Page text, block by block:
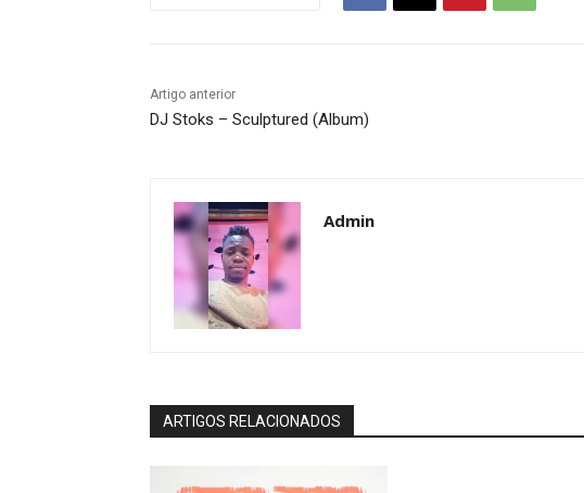
Artigo anterior
DJ Stoks – Sculptured (Album)
Admin
ARTIGOS RELACIONADOS